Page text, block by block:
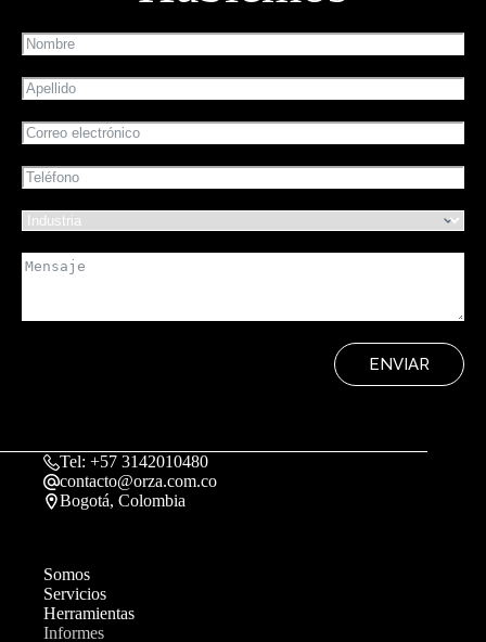
ENVIAR
Tel: +57 3142010480
contacto@orza.com.co
Bogotá, Colombia
Somos
Servicios
Herramientas
Informes